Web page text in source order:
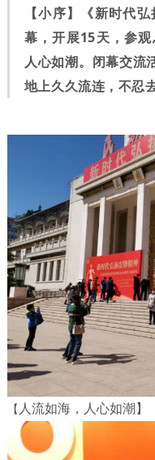
【小序】《新时代
幕，开展15天，参
人心如潮。闭幕交流
地上久久流连，不
【 人流如海，人心如潮】